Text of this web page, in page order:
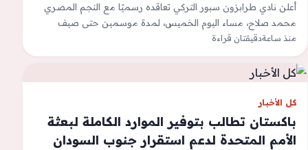
أعلن نادي طرابزون سبور التركي تعاقده رسميًا مع النجم المصري
محمد صلاح، مساء اليوم الخميس، لمدة موسمين حتى صيف
2028، خلال فترة…
منذ ساعةدقيقتان قراءة
كل الأخبار
باكستان تطالب بتوفير الموارد الكاملة لبعثة
الأمم المتحدة لدعم استقرار جنوب السودان